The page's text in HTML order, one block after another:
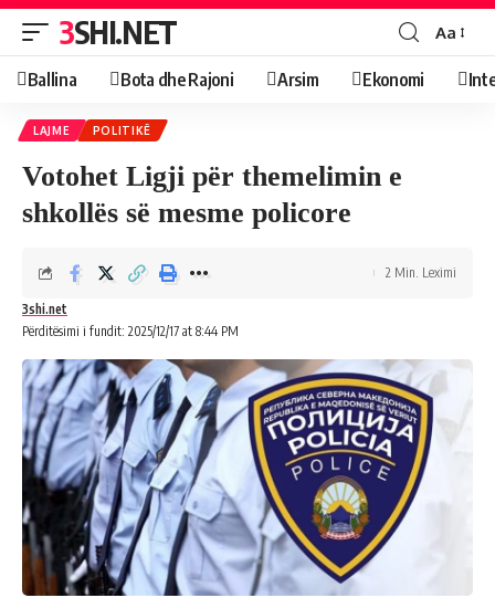
3SHI.NET Aa
Ballina Bota dhe Rajoni Arsim Ekonomi
LAJME POLITIKË
Votohet Ligji për themelimin e
shkollës së mesme policore
Përditësimi i fundit: 2025/12/17 at 8:44 PM
3shi.net
2 Min. Leximi